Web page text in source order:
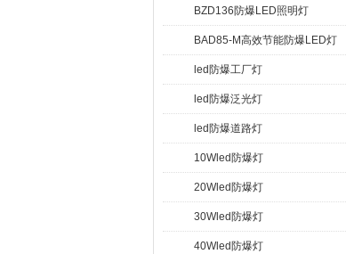
BZD136防爆LED照明灯
BAD85-M高效节能防爆LED灯
led防爆工厂灯
led防爆泛光灯
led防爆道路灯
10Wled防爆灯
20Wled防爆灯
30Wled防爆灯
40Wled防爆灯